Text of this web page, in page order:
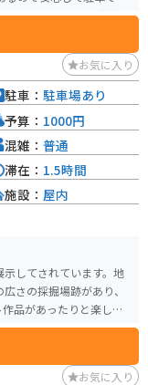
ットも多いので、拠点と
ひお土産にいかがでし
ンター」では、地元の
お気に入り
してされています。地
さの採掘場跡があり、
品があったりと楽しめ
ています。
駐車： 駐車場あり
予算： 1000円
混雑： 普通
滞在： 1.5時間
施設： 屋内
お気に入り